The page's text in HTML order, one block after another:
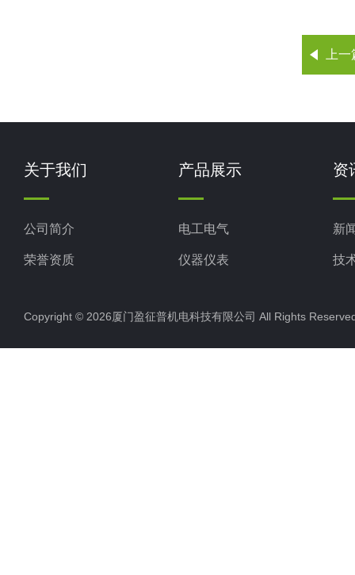
上
关于我们
公司简介
荣誉资质
产品展示
电工电气
仪器仪表
资
新
技
Copyright © 2026厦门盈征普机电科技有限公司 All Rights